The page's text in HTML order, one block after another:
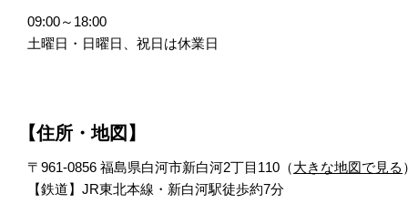
09:00～18:00
土曜日・日曜日、祝日は休業日
【住所・地図】
〒961-0856 福島県白河市新白河2丁目110（大きな地図で見る
【鉄道】JR東北本線・新白河駅徒歩約7分